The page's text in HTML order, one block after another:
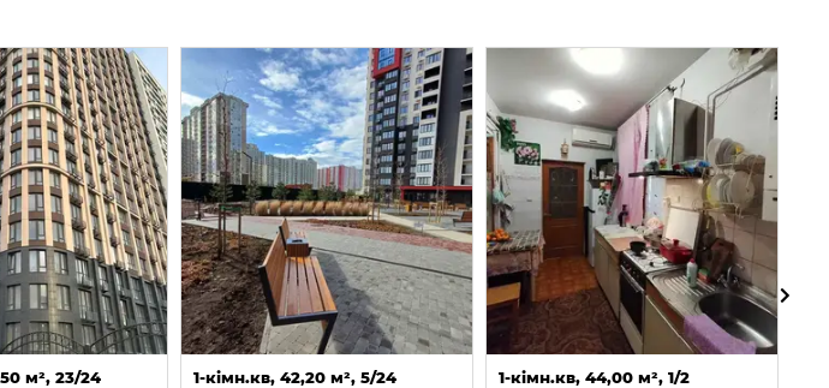
м², 23/24 1-кімн.кв, 42,20 м², 5/24 1-кімн.кв, 44,00 м², 1/2